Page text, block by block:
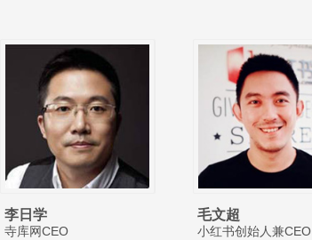
李日学
寺库网CEO
毛文超
小红书创始人兼CEO